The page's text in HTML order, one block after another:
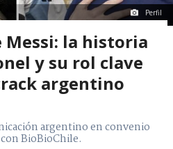
Perfil
Messi: la historia
y su rol clave
argentino
argentino en convenio
BioBioChile.